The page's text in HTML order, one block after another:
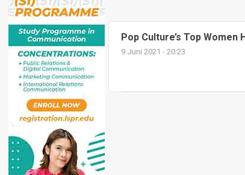
Pop Culture’s Top
9 Juni 2021 - 20:23